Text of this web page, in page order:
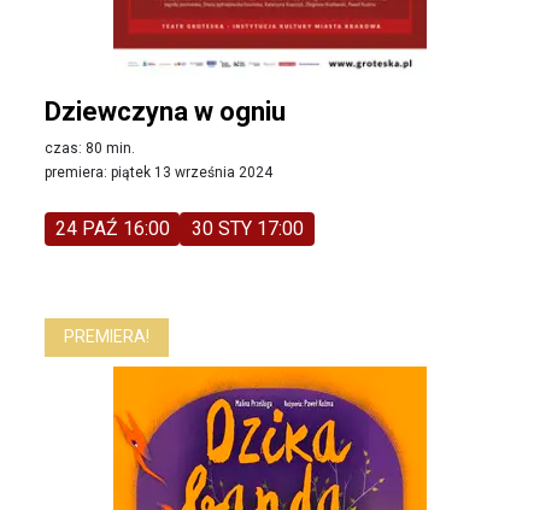
Dziewczyna w ogniu
czas: 80 min.
premiera: piątek 13 września 2024
24 PAŹ 16:00 30 STY 17:00
PREMIERA!